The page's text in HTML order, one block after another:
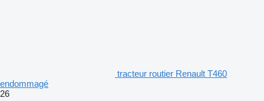
tracteur routier Renault T460
endommagé
26